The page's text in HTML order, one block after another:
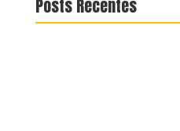
Posts Recentes